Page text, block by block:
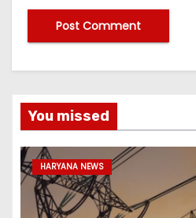
You missed
HARYANA NEWS